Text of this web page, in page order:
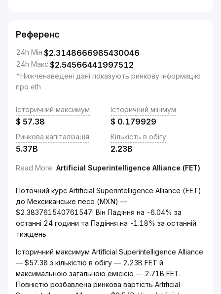
Референс
24h Мін.$2.3148666985430046
24h Макс.$2.54566441997512
*Нижченаведені дані показують ринкову інформацію
про eth
Історичний максимум
$ 57.38
Історичний мінімум
$ 0.179929
Ринкова капіталізація
5.37B
Кількість в обігу
2.23B
Read More: Artificial Superintelligence Alliance (FET)
Поточний курс Artificial Superintelligence Alliance (FET)
до Мексиканське песо (MXN) —
$2.383761540761547. Він Падіння на -6.04% за
останні 24 години та Падіння на -1.18% за останній
тиждень.
Історичний максимум Artificial Superintelligence Alliance
— $57.38 з кількістю в обігу — 2.23B FET й
максимальною загальною емісією — 2.71B FET.
Повністю розбавлена ринкова вартість Artificial